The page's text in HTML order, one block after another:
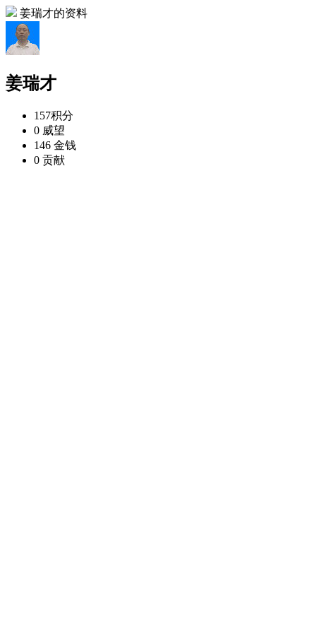
姜瑞才的资料
姜瑞才
157积分
0 威望
146 金钱
0 贡献